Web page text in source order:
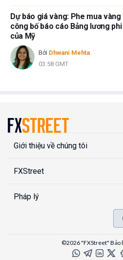
Dự báo giá vàng: Phe mua
công bố báo cáo Bảng lương
của Mỹ
Bởi Dhwani Mehta
03:58 GMT
Giới thiệu về chúng tôi
FXStreet
Pháp lý
©2026 "FXStreet" Bảo